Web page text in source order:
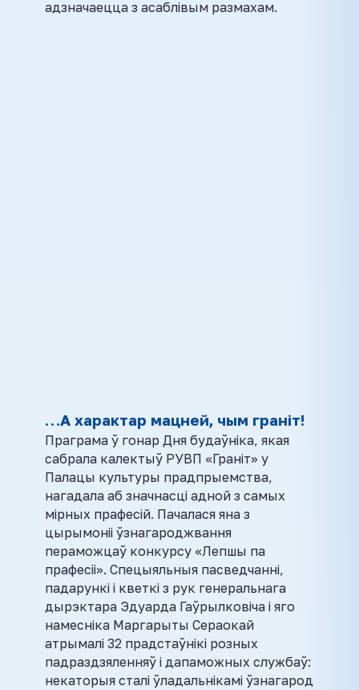
адзначаецца з асаблівым размахам.
…А характар мацней, чым граніт!
Праграма ў гонар Дня будаўніка, якая
сабрала калектыў РУВП «Граніт» у
Палацы культуры прадпрыемства,
нагадала аб значнасці адной з самых
мірных прафесій. Пачалася яна з
цырымоніі ўзнагароджвання
пераможцаў конкурсу «Лепшы па
прафесіі». Спецыяльныя пасведчанні,
падарункі і кветкі з рук генеральнага
дырэктара Эдуарда Гаўрылковіча і яго
намесніка Маргарыты Сераокай
атрымалі 32 прадстаўнікі розных
падраздзяленняў і дапаможных службаў:
некаторыя сталі ўладальнікамі ўзнагарод